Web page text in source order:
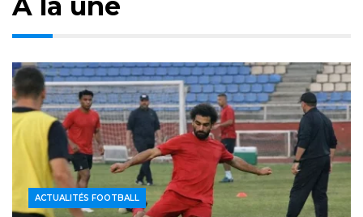
ACTUALITÉS FOOTBALL